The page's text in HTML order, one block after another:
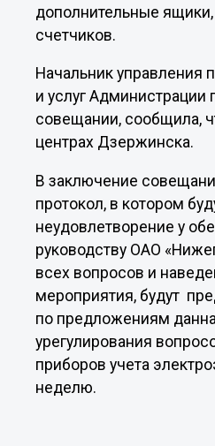
дополнительные ящики,
счетчиков.
Начальник управления
и услуг Администрации
совещании, сообщила,
центрах Дзержинска.
В заключение
протокол, в котором
неудовлетворение у
руководству ОАО
всех вопросов и
мероприятия, будут
по предложениям
урегулирования
приборов учета
неделю.